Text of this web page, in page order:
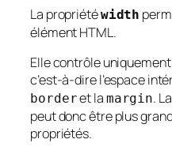
La propriétéwidth
élément HTML.
Elle contrôle
c’est-à-dire l’espace
borderet la margin.
peut donc être plus
propriétés.